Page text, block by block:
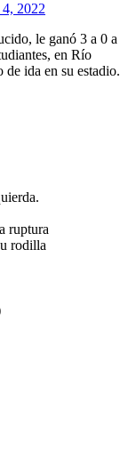
2022
le ganó 3 a 0 a
en Río
ida en su estadio.
ruptura
rodilla